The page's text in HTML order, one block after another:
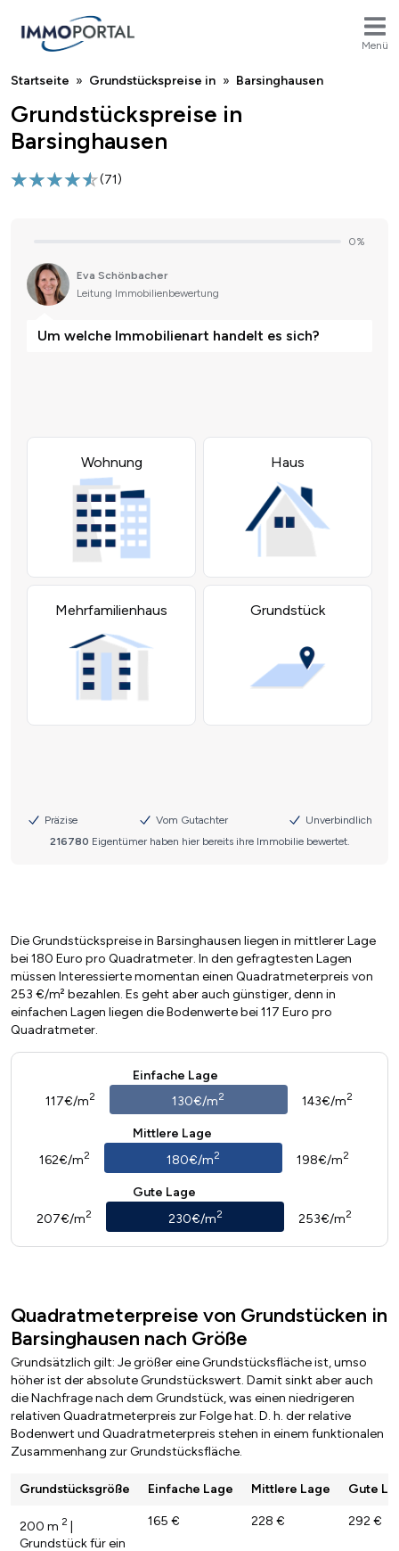
Menü
Breadcrumb
Startseite Grundstückspreise in Barsinghausen
Grundstückspreise in
Barsinghausen
(71)
Die Grundstückspreise in Barsinghausen liegen in mittlerer Lage
bei 180 Euro pro Quadratmeter. In den gefragtesten Lagen
müssen Interessierte momentan einen Quadratmeterpreis von
253 €/m² bezahlen. Es geht aber auch günstiger, denn in
einfachen Lagen liegen die Bodenwerte bei 117 Euro pro
Quadratmeter.
Einfache Lage
117€/m2 130€/m2 143€/m2
Mittlere Lage
162€/m2 180€/m2 198€/m2
Gute Lage
207€/m2 230€/m2 253€/m2
Quadratmeterpreise von Grundstücken in
Barsinghausen nach Größe
Grundsätzlich gilt: Je größer eine Grundstücksfläche ist, umso
höher ist der absolute Grundstückswert. Damit sinkt aber auch
die Nachfrage nach dem Grundstück, was einen niedrigeren
relativen Quadratmeterpreis zur Folge hat. D. h. der relative
Bodenwert und Quadratmeterpreis stehen in einem funktionalen
Zusammenhang zur Grundstücksfläche.
Grundstücksgröße Einfache Lage Mittlere Lage Gute
200 m 2 |
Grundstück für ein
165 € 228 € 292 €